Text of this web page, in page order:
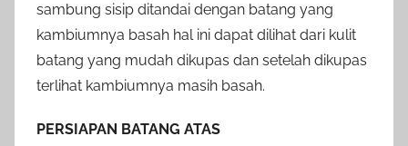
sambung sisip ditandai dengan batang yang
kambiumnya basah hal ini dapat dilihat dari kulit
batang yang mudah dikupas dan setelah dikupas
terlihat kambiumnya masih basah.
PERSIAPAN BATANG ATAS